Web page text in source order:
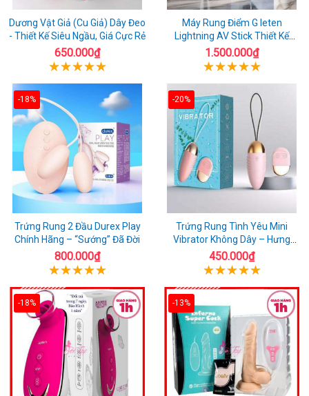
Dương Vật Giả (Cu Giả) Dây Đeo
- Thiết Kế Siêu Ngầu, Giá Cực Rẻ
650.000₫
Máy Rung Điểm G leten
Lightning AV Stick Thiết Kế
Thông Minh
1.500.000₫
-18%
Trứng Rung 2 Đầu Durex Play
Chính Hãng – “Sướng” Đã Đời
800.000₫
-20%
Trứng Rung Tình Yêu Mini
Vibrator Không Dây – Hưng
Phấn Mọi Nơi
450.000₫
-18% -13%